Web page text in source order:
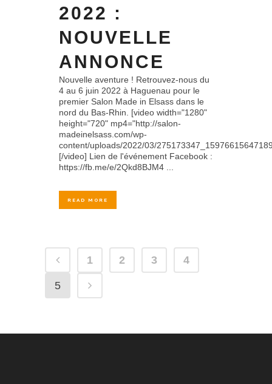
2022 :
NOUVELLE
ANNONCE
Nouvelle aventure ! Retrouvez-nous du
4 au 6 juin 2022 à Haguenau pour le
premier Salon Made in Elsass dans le
nord du Bas-Rhin. [video width="1280"
height="720" mp4="http://salon-
madeinelsass.com/wp-
content/uploads/2022/03/
[/video] Lien de l'événement Facebook :
https://fb.me/e/2Qkd8BJM4 ...
READ MORE
1 2 3 4
5